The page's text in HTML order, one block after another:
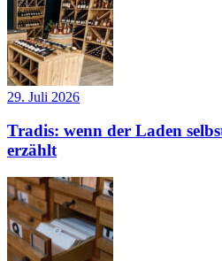
29. Juli 2026
Tradis: wenn der Laden
erzählt